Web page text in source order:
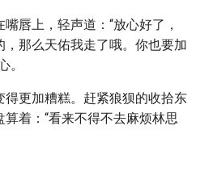
唇上，轻声道：“放心好了，
那么天佑我走了哦。你也要加
。
更加糟糕。赶紧狼狈的收拾东
着：“看来不得不去麻烦林思